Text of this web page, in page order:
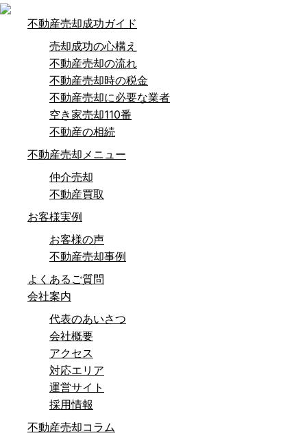
不動産売却成功ガイド
売却成功の心構え
不動産売却の流れ
不動産売却時の税金
不動産売却に必要な業者
空き家売却110番
不動産の相続
不動産売却メニュー
仲介売却
不動産買取
お客様実例
お客様の声
不動産売却事例
よくあるご質問
会社案内
代表のあいさつ
会社概要
アクセス
対応エリア
運営サイト
採用情報
不動産売却コラム